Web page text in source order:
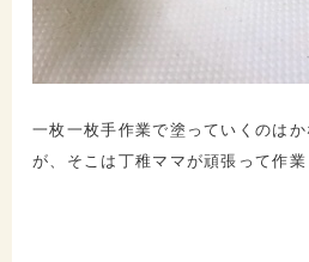
一枚一枚手作業で塗っていくのは
が、そこは丁稚ママが頑張って作